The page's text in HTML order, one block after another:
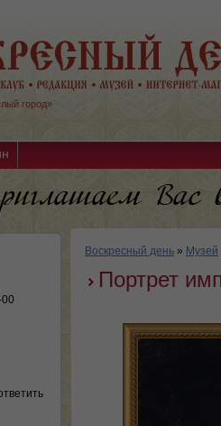
город»
Воскресный день » Музей
Портрет